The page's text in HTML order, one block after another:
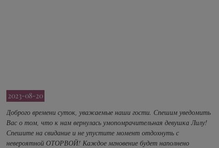
2023-08-20
Доброго времени суток, уважаемые наши гости. Спешим уведомить
Вас о том, что к нам вернулась умопомрачительная девушка Лилу!
Спешите на свидание и не упустите момент отдохнуть с
невероятной ОТОРВОЙ! Каждое мгновение будет наполнено